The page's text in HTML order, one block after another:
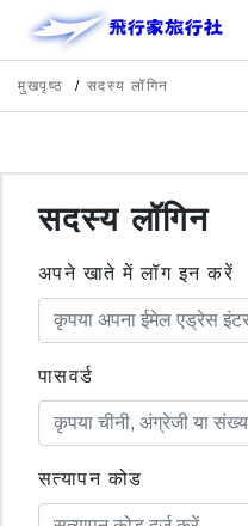
मुखपृष्ठ सदस्य लॉगिन
सदस्य लॉगिन
अपने खाते में लॉग इन करें
पासवर्ड
सत्यापन कोड